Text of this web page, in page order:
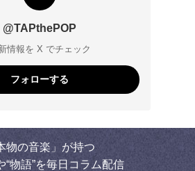
@TAPthePOP
情報を X でチェック
フォローする
物の音楽」が持つ
“物語”を毎日コラム配信